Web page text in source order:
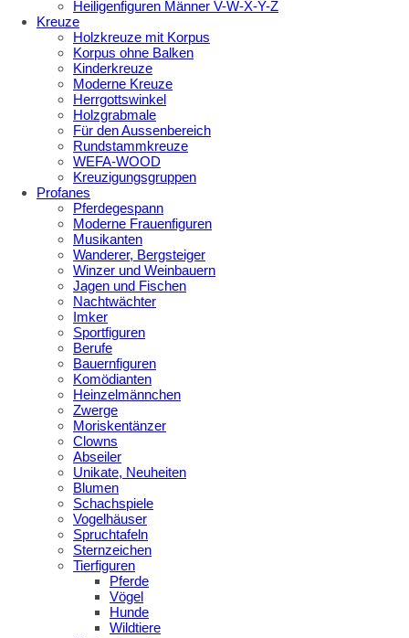
Heiligenfiguren Männer V-W-X-Y-Z
Kreuze
Holzkreuze mit Korpus
Korpus ohne Balken
Kinderkreuze
Moderne Kreuze
Herrgottswinkel
Holzgrabmale
Für den Aussenbereich
Rundstammkreuze
WEFA-WOOD
Kreuzigungsgruppen
Profanes
Pferdegespann
Moderne Frauenfiguren
Musikanten
Wanderer, Bergsteiger
Winzer und Weinbauern
Jagen und Fischen
Nachtwächter
Imker
Sportfiguren
Berufe
Bauernfiguren
Komödianten
Heinzelmännchen
Zwerge
Moriskentänzer
Clowns
Abseiler
Unikate, Neuheiten
Blumen
Schachspiele
Vogelhäuser
Spruchtafeln
Sternzeichen
Tierfiguren
Pferde
Vögel
Hunde
Wildtiere